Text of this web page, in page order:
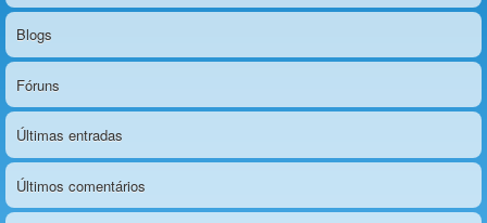
Blogs
Fóruns
Últimas entradas
Últimos comentários